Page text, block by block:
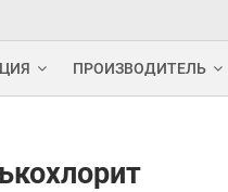
ПРОИЗВОДИТЕЛЬ